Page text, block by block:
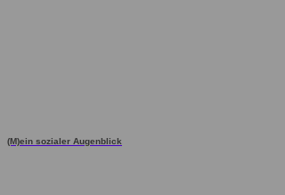
(M)ein sozialer Augenblick